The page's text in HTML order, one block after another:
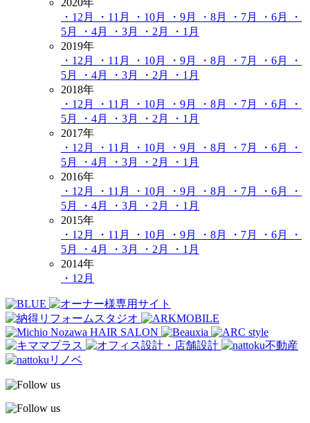
・12月
・11月 ・10月 ・9月 ・8月 ・7月 ・6月
・
5月
・4月 ・3月 ・2月
・1月
2019年
・12月
・11月 ・10月 ・9月 ・8月 ・7月 ・6月
・
5月
・4月 ・3月 ・2月
・1月
2018年
・12月
・11月 ・10月 ・9月 ・8月 ・7月 ・6月
・
5月
・4月 ・3月 ・2月
・1月
2017年
・12月
・11月 ・10月 ・9月 ・8月 ・7月 ・6月
・
5月
・4月 ・3月 ・2月
・1月
2016年
・12月
・11月 ・10月 ・9月 ・8月 ・7月 ・6月
・
5月
・4月 ・3月 ・2月
・1月
2015年
・12月
・11月 ・10月 ・9月 ・8月 ・7月 ・6月
・
5月
・4月 ・3月 ・2月
・1月
2014年
・12月